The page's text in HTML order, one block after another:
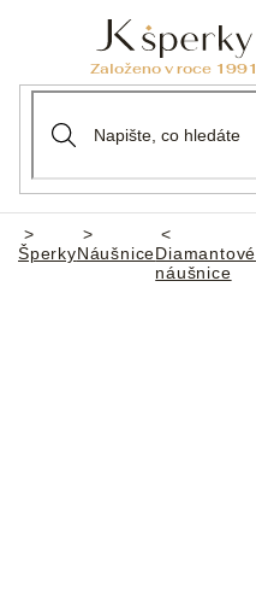
Domů
ŠperkyNáušniceDiamantové
náušnice